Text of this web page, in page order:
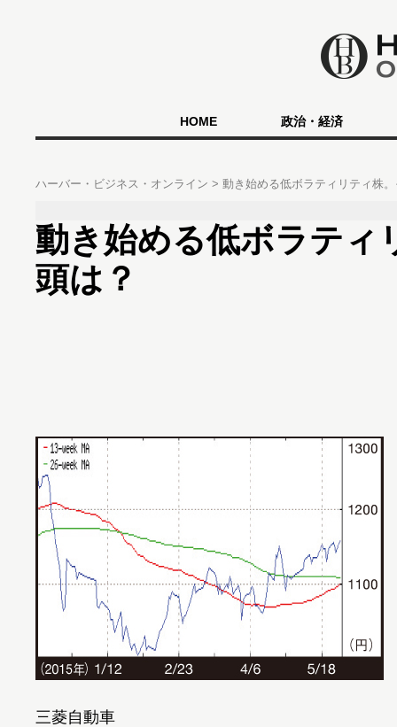
HOME 政治・経済
ハーバー・ビジネス・オンライン 動き始める低ボラティリティ株
動き始める低ボラティ
頭は？
三菱自動車